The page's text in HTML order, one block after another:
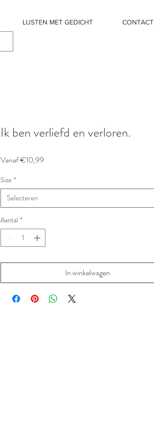
LIJSTEN MET GEDICHT CONTACT
Ik ben verliefd en verloren.
Vanaf€10,99
Size *
Selecteren
Aantal *
In winkelwagen